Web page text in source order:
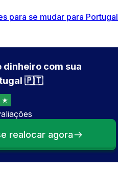
para se mudar para Portugal
dinheiro com sua
🇵🇹
realocar agora